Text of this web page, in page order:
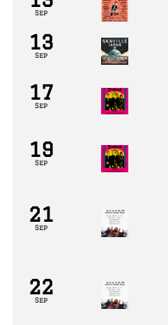
Sep
13
Sep
17
Sep
19
Sep
21
Sep
22
Sep